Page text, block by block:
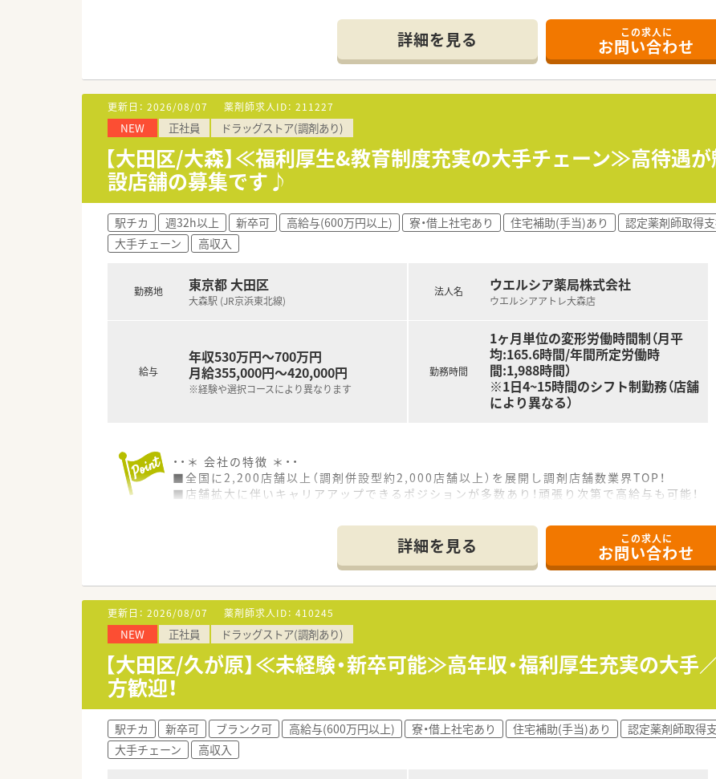
■職種や職域に合わせ、豊富な社内研修や外部組織と連携した研修を用意されています
■薬剤師が中心の会社だからこそ活躍できるキャリアパスが多種多様に用意されています。
■店舗拡大に伴い、エリアマネジャーや営業部長等のマネジメントのポジションも増えます。
■在宅や教育等の専門性を活かせるスペシャリストを目指すことも可能です。
■その他にも、管理部門や商品部門等の本社スタッフなど活動領域は多種多様です。
■在宅実施店舗は年々増加しており、在宅医療へもしっかりと関わる事ができます。
■育児休暇は3歳まで取得が可能で、時短制度は小学5年生まで時短勤務ができるよう変更予定
■年間休日が120日とワークライフバランスが整っています
■日用品から常備薬まで、従業員割引制度など嬉しいメリットもたくさんあります！
詳細を見る この求人に
お問い合わせ
更新日： 2026/08/07 薬剤師求人ID： 211227
NEW 正社員 ドラッグストア(調剤あり)
【大田区/大森】≪福利厚生&教育制度充実の大手チェーン≫高待遇
設店舗の募集です♪
駅チカ 週32h以上 新卒可 高給与(600万円以上) 寮・借上社宅あり 住宅補助(手当)あり 認定薬剤師取得
大手チェーン
高収入
勤務地 東京都 大田区
大森駅 (JR京浜東北線)
給与
年収530万円～700万円
月給355,000円～420,000円
※経験や選択コースにより異なります
法人名 ウエルシア薬局株式会社
ウエルシアアトレ大森店
勤務時間
1ヶ月単位の変形労働時間制（月平
均:165.6時間/年間所定労働時
間:1,988時間）
※1日4~15時間のシフト制勤務（店舗
により異なる）
・・＊ 会社の特徴 ＊・・
■全国に2,200店舗以上（調剤併設型約2,000店舗以上）を展開し調剤店舗数業界TOP！
■店舗拡大に伴いキャリアアップできるポジションが多数あり！頑張り次第で高給与も可能！
■職種や職域に合わせ、豊富な社内研修や外部組織と連携した研修を用意されています
■薬剤師が中心の会社だからこそ活躍できるキャリアパスが多種多様に用意されています。
■店舗拡大に伴い、エリアマネジャーや営業部長等のマネジメントのポジションも増えます。
■在宅や教育等の専門性を活かせるスペシャリストを目指すことも可能です。
■その他にも、管理部門や商品部門等の本社スタッフなど活動領域は多種多様です。
■在宅実施店舗は年々増加しており、在宅医療へもしっかりと関わる事ができます。
■育児休暇は3歳まで取得が可能で、時短制度は小学5年生まで時短勤務ができるよう変更予定
■年間休日が120日とワークライフバランスが整っています
■日用品から常備薬まで、従業員割引制度など嬉しいメリットもたくさんあります！
詳細を見る この求人に
お問い合わせ
更新日： 2026/08/07 薬剤師求人ID： 410245
NEW 正社員 ドラッグストア(調剤あり)
【大田区/久が原】≪未経験・新卒可能≫高年収・福利厚生充実の大手
方歓迎！
駅チカ 新卒可 ブランク可 高給与(600万円以上) 寮・借上社宅あり 住宅補助(手当)あり 認定薬剤師取得
大手チェーン
高収入